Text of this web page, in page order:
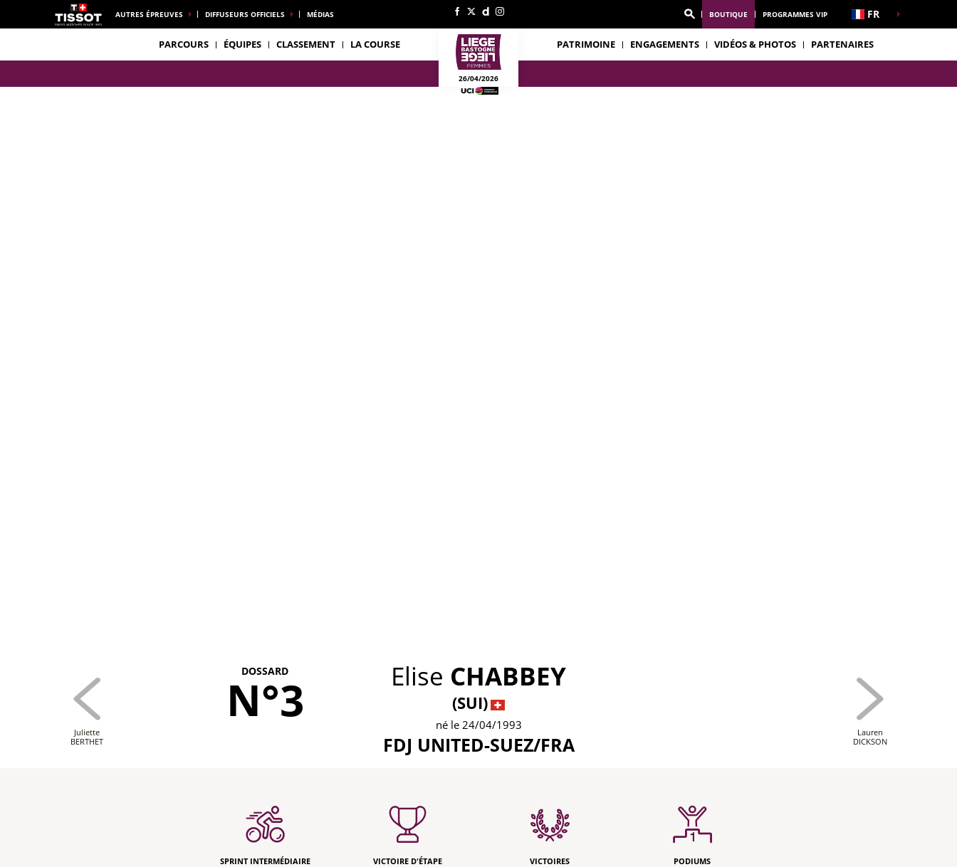
AUTRES ÉPREUVES DIFFUSEURS OFFICIELS MÉDIAS BOUTIQUE PROGRAMMES VIP FR
PARCOURS ÉQUIPES CLASSEMENT LA COURSE
26/04/2026
PATRIMOINE ENGAGEMENTS VIDÉOS & PHOTOS PARTENAIRES
DOSSARD
N°3 Elise CHABBEY
(SUI)
né le 24/04/1993
FDJ UNITED-SUEZ/FRA
Juliette
BERTHET
Lauren
DICKSON
SPRINT INTERMÉDIAIRE VICTOIRE D'ÉTAPE VICTOIRES PODIUMS